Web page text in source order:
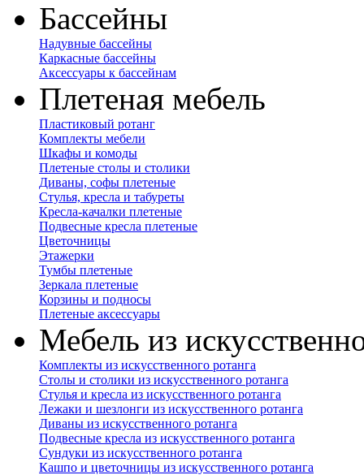
Бассейны
Надувные бассейны
Каркасные бассейны
Аксессуары к бассейнам
Плетеная мебель
Пластиковый ротанг
Комплекты мебели
Шкафы и комоды
Плетеные столы и столики
Диваны, софы плетеные
Стулья, кресла и табуреты
Кресла-качалки плетеные
Подвесные кресла плетеные
Цветочницы
Этажерки
Тумбы плетеные
Зеркала плетеные
Корзины и подносы
Плетеные аксессуары
Мебель из
Комплекты из искусственного ротанга
Столы и столики из искусственного ротанга
Стулья и кресла из искусственного ротанга
Лежаки и шезлонги из искусственного ротанга
Диваны из искусственного ротанга
Подвесные кресла из искусственного ротанга
Сундуки из искусственного ротанга
Кашпо и цветочницы из искусственного ротанга